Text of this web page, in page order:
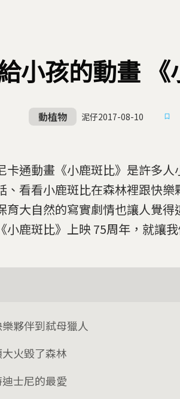
小孩的動畫
動植物 泥仔2017-08-10
卡通動畫《小鹿斑比》是許多
、看看小鹿斑比在森林裡跟快
育大自然的寫實劇情也讓人覺得
小鹿斑比》上映 75周年，就讓
夥伴到弒母獵人
火毀了森林
士尼的最愛